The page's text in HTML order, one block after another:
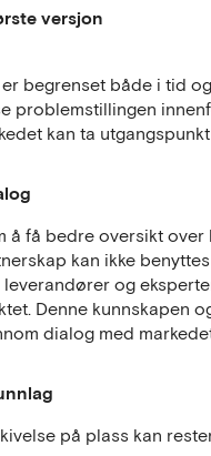
må forbedres.
de økende
sikrings- og
samfunnssikkerheten
på
versjon
begrenset både i tid
problemstillingen
kan ta utgangspunkt
å få bedre oversikt
kan ikke
og
Denne kunnskapen
dialog med
på plass kan